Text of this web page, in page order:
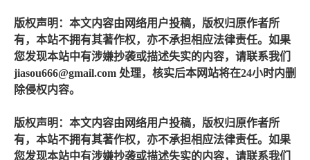
版权声明：本文内容由网络用户投稿，版权归原作者所
有，本站不拥有其著作权，亦不承担相应法律责任。如果
您发现本站中有涉嫌抄袭或描述失实的内容，请联系我们
jiasou666@gmail.com 处理，核实后本网站将在24小时内删
除侵权内容。
版权声明：本文内容由网络用户投稿，版权归原作者所
有，本站不拥有其著作权，亦不承担相应法律责任。如果
您发现本站中有涉嫌抄袭或描述失实的内容，请联系我们